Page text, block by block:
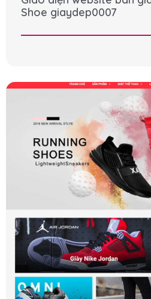
Shoe giaydep0007